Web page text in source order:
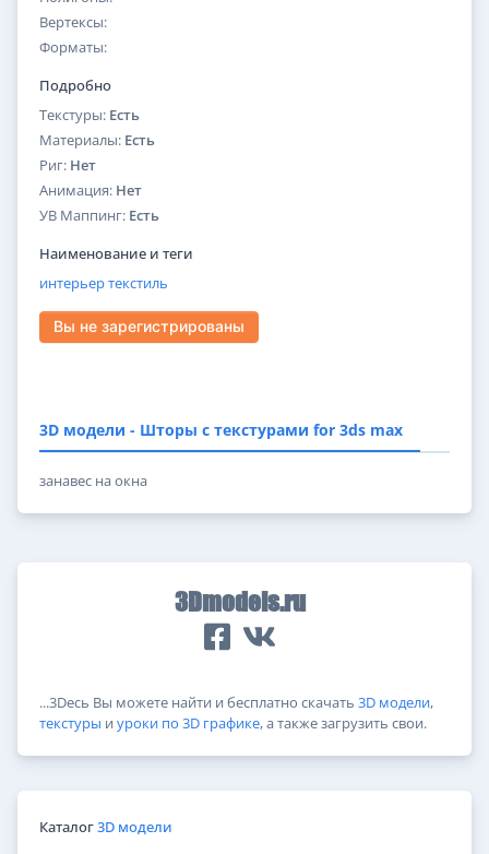
Вертексы:
Форматы:
Подробно
Текстуры: Есть
Материалы: Есть
Риг: Нет
Анимация: Нет
УВ Маппинг: Есть
Наименование и теги
интерьертекстиль
Вы не зарегистрированы
3D модели - Шторы с текстурами for 3ds max
занавес на окна
3Dmodels.ru
...3Dесь Вы можете найти и бесплатно скачать 3D модели,
текстуры и уроки по 3D графике, а также загрузить свои.
Каталог3D модели